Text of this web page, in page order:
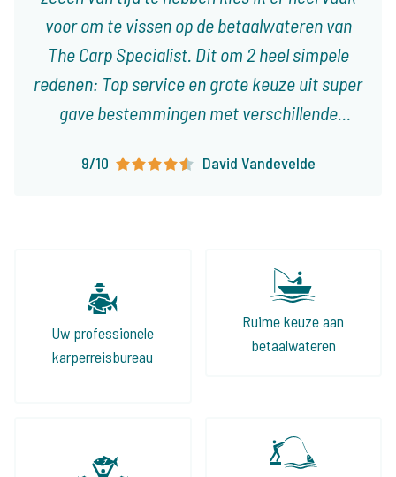
voor om te vissen op de betaalwateren van
The Carp Specialist. Dit om 2 heel simpele
redenen: Top service en grote keuze uit super
gave bestemmingen met verschillende
visvakanties die op het lijf geschreven zijn!
9/10 David Vandevelde
Uw professionele
karperreisbureau
Ruime keuze aan
betaalwateren